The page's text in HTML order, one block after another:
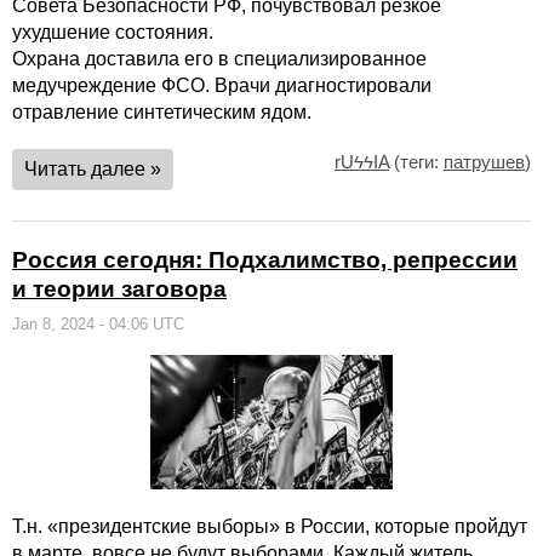
Совета Безопасности РФ, почувствовал резкое
ухудшение состояния.
Охрана доставила его в специализированное
медучреждение ФСО. Врачи диагностировали
отравление синтетическим ядом.
Читать далее » rUϟϟIA(теги: патрушев)
Россия сегодня: Подхалимство, репрессии
и теории заговора
Jan 8, 2024 - 04:06 UTC
Т.н. «президентские выборы» в России, которые пройдут